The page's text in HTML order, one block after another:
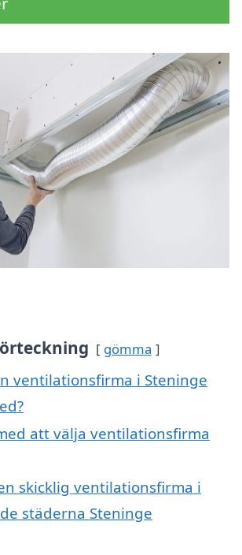
gömma
ventilationsfirma i Steninge
att välja ventilationsfirma
skicklig ventilationsfirma i
städerna Steninge